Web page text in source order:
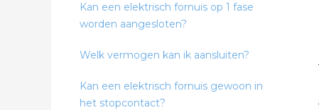
Kan een elektrisch fornuis op 1 fase
worden aangesloten?
Welk vermogen kan ik aansluiten?
Kan een elektrisch fornuis gewoon in
het stopcontact?